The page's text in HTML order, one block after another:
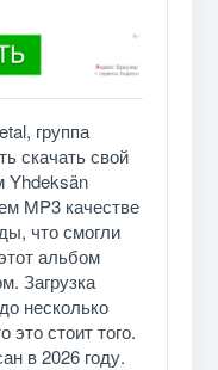
группа
скачать свой
Yhdeksän
MP3 качестве
что смогли
альбом
Загрузка
несколько
это стоит того.
в 2026 году.